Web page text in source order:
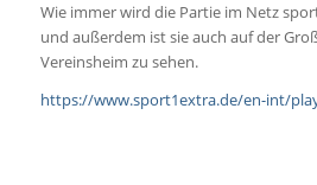
Wie immer wird die Partie im Netz
und außerdem ist sie auch auf der
Vereinsheim zu sehen.
https://www.sport1extra.de/en-int/